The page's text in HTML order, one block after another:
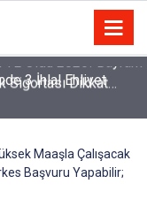
3 İhlal Ehliyet
Maaşla Çalışacak
Başvuru Yapabilir;